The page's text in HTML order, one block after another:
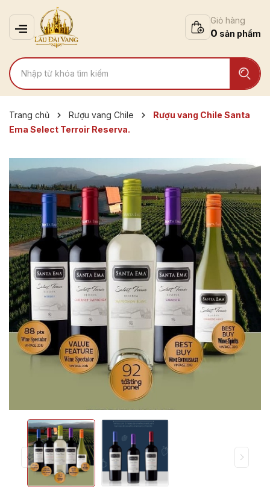
Giỏ hàng
0
Trang chủ Rượu vang Chile
Rượu vang Chile Santa
Ema Select Terroir Reserva.